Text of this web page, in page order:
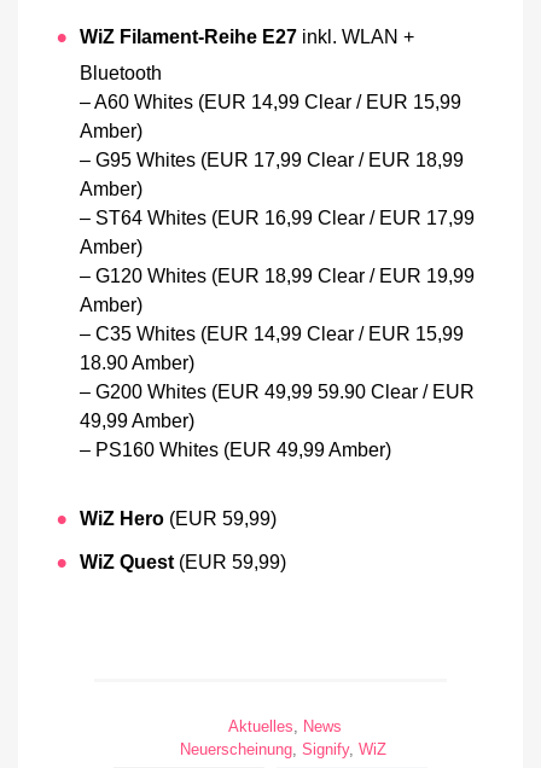
WiZ Filament-Reihe E27 inkl. WLAN +
Bluetooth
– A60 Whites (EUR 14,99 Clear / EUR 15,99
Amber)
– G95 Whites (EUR 17,99 Clear / EUR 18,99
Amber)
– ST64 Whites (EUR 16,99 Clear / EUR 17,99
Amber)
– G120 Whites (EUR 18,99 Clear / EUR 19,99
Amber)
– C35 Whites (EUR 14,99 Clear / EUR 15,99
18.90 Amber)
– G200 Whites (EUR 49,99 59.90 Clear / EUR
49,99 Amber)
– PS160 Whites (EUR 49,99 Amber)
WiZ Hero (EUR 59,99)
WiZ Quest (EUR 59,99)
Aktuelles, News
Neuerscheinung,Signify,WiZ